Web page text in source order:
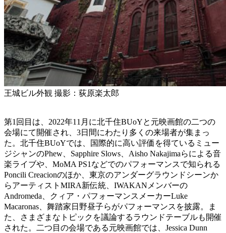
王城ビル外観 撮影：荻原楽太郎
第1回目は、2022年11月に北千住BUoYと元映画館の二つの
会場にて開催され、3日間にわたり多くの来場者が集まっ
た。北千住BUoYでは、国際的に高い評価を得ているミュー
ジシャンのPhew、Sapphire Slows、Aisho Nakajimaらによる音
楽ライブや、MoMA PS1などでのパフォーマンスで知られる
Poncili Creacionのほか、東京のアンダーグラウンドシーンか
らアーティストMIRA新伝統、IWAKANメンバーの
Andromeda、クィア・パフォーマンスメーカーLuke
Macaronas、舞踏家日野昼子らがパフォーマンスを披露。ま
た、さまざまなトピックを議論するラウンドテーブルも開催
された。二つ目の会場である元映画館では、Jessica Dunn